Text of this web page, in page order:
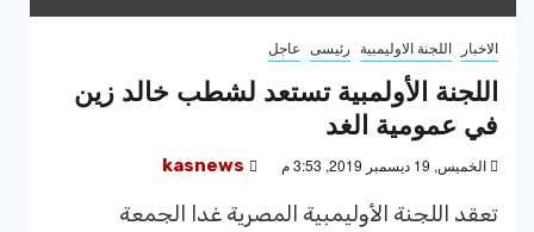
الاخبار اللجنة الاوليمبية رئيسى عاجل
اللجنة الأولمبية تستعد لشطب خالد زين
في عمومية الغد
الخميس, 19 ديسمبر 2019, 3:53 م kasnews
تعقد اللجنة الأوليمبية المصرية غدا الجمعة